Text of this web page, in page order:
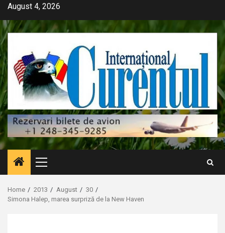
Skip
content
August 4, 2026
Primary
Menu
Home 2013 August
30
Simona Halep, marea surpriză de la New Haven